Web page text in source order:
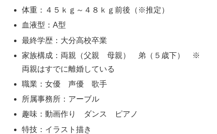
体重：４５ｋｇ～４８ｋｇ前後（※推定）
血液型：A型
最終学歴：大分高校卒業
家族構成：両親（父親 母親） 弟（５歳下） ※
両親はすでに離婚している
職業：女優 声優 歌手
所属事務所：アーブル
趣味：動画作り ダンス ピアノ
特技：イラスト描き